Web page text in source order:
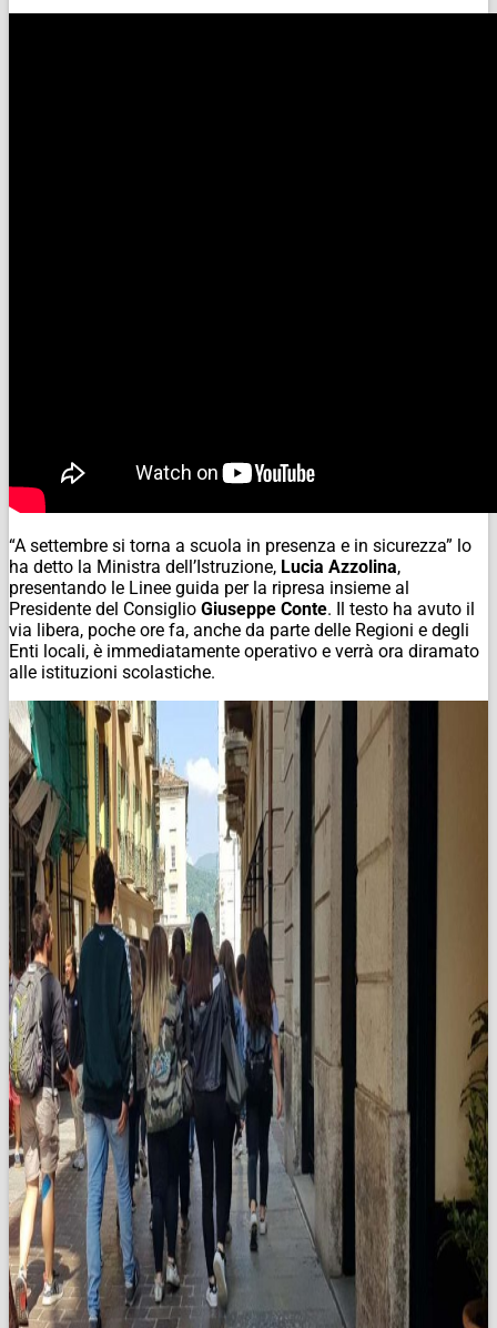
“A settembre si torna a scuola in presenza e in sicurezza” lo
ha detto la Ministra dell’Istruzione, Lucia Azzolina,
presentando le Linee guida per la ripresa insieme al
Presidente del Consiglio Giuseppe Conte. Il testo ha avuto il
via libera, poche ore fa, anche da parte delle Regioni e degli
Enti locali, è immediatamente operativo e verrà ora diramato
alle istituzioni scolastiche.